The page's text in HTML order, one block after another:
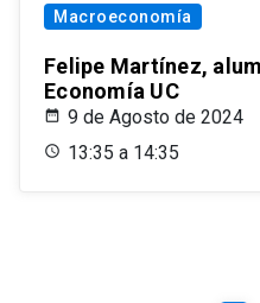
Macroeconomía
Felipe Martínez,
Economía UC
9 de Agosto de 2024
13:35 a 14:35